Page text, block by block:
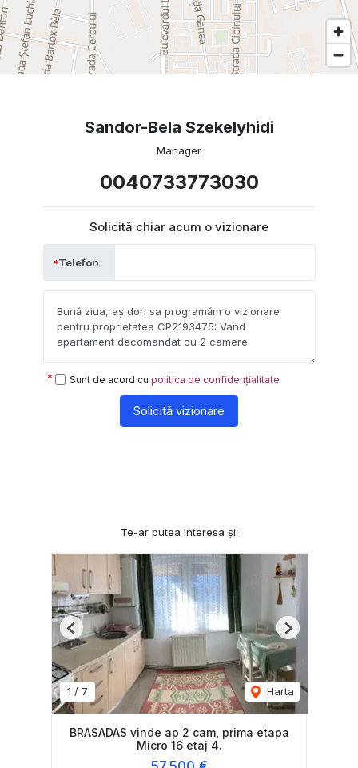
Sandor-Bela Szekelyhidi
Manager
0040733773030
Solicită chiar acum o vizionare
Telefon
Sunt de acord cu politica de confidențialitate
Solicită vizionare
Te-ar putea interesa și:
1 / 7 Harta
Previous Next
BRASADAS vinde ap 2 cam, prima etapa
Micro 16 etaj 4.